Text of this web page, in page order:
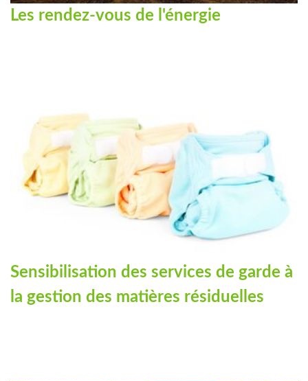
Les rendez-vous de l'énergie
Sensibilisation des services de garde à
la gestion des matières résiduelles